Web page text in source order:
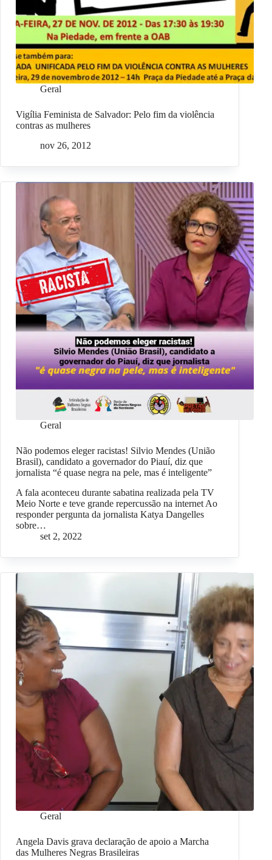
Geral
Vigília Feminista de Salvador: Pelo fim da violência
contras as mulheres
nov 26, 2012
Geral
Não podemos eleger racistas! Silvio Mendes (União
Brasil), candidato a governador do Piauí, diz que
jornalista “é quase negra na pele, mas é inteligente”
A fala aconteceu durante sabatina realizada pela TV
Meio Norte e teve grande repercussão na internet Ao
responder pergunta da jornalista Katya Dangelles
sobre…
set 2, 2022
Geral
Angela Davis grava declaração de apoio a Marcha
das Mulheres Negras Brasileiras